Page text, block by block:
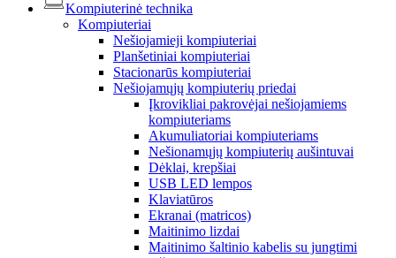
Kompiuterinė technika
Kompiuteriai
Nešiojamieji kompiuteriai
Planšetiniai kompiuteriai
Stacionarūs kompiuteriai
Nešiojamųjų kompiuterių priedai
Įkrovikliai pakrovėjai nešiojamiems
kompiuteriams
Akumuliatoriai kompiuteriams
Nešionamųjų kompiuterių aušintuvai
Dėklai, krepšiai
USB LED lempos
Klaviatūros
Ekranai (matricos)
Maitinimo lizdai
Maitinimo šaltinio kabelis su jungtimi